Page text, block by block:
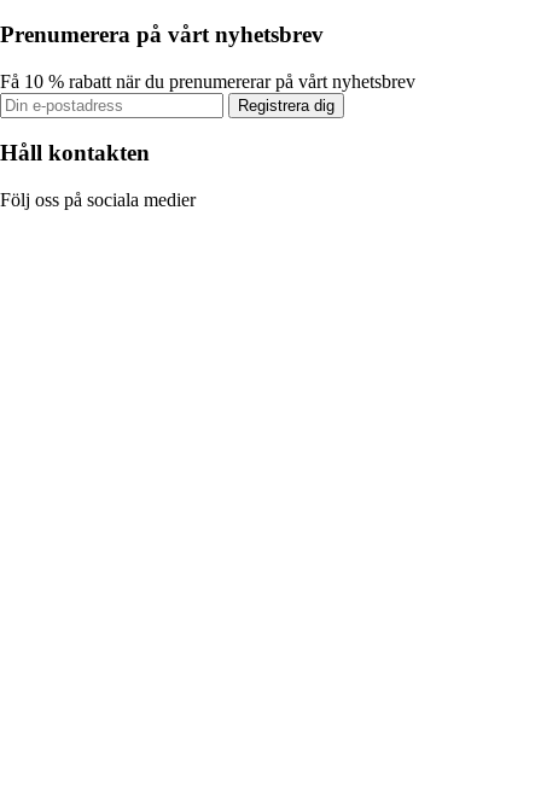
Prenumerera på vårt nyhetsbrev
Få 10 % rabatt när du prenumererar på vårt nyhetsbrev
Registrera dig
Håll kontakten
Följ oss på sociala medier